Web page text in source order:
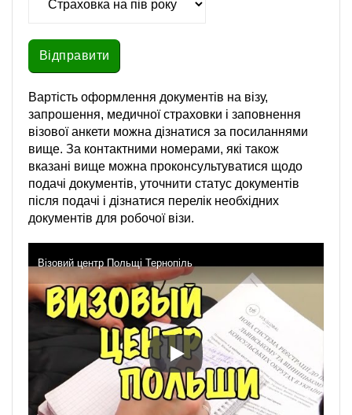
Вартість оформлення документів на візу,
запрошення, медичної страховки і заповнення
візової анкети можна дізнатися за посиланнями
вище. За контактними номерами, які також
вказані вище можна проконсультуватися щодо
подачі документів, уточнити статус документів
після подачі і дізнатися перелік необхідних
документів для робочої візи.
Візовий центр Польщі Тернопіль